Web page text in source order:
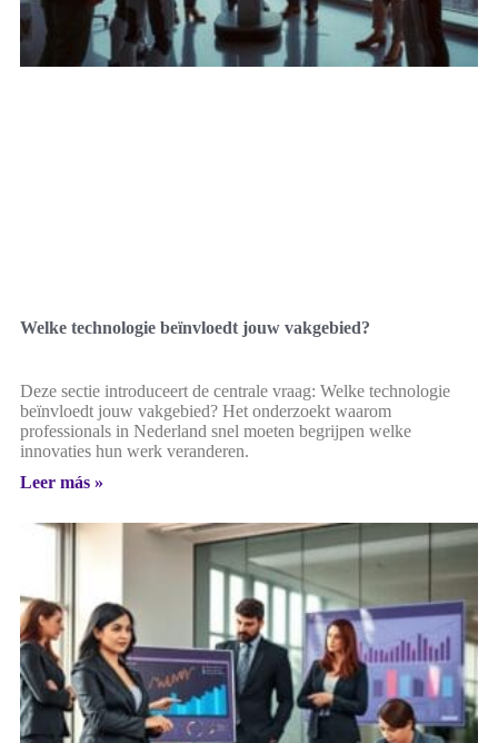
Welke technologie beïnvloedt jouw vakgebied?
Deze sectie introduceert de centrale vraag: Welke technologie
beïnvloedt jouw vakgebied? Het onderzoekt waarom
professionals in Nederland snel moeten begrijpen welke
innovaties hun werk veranderen.
Leer más »